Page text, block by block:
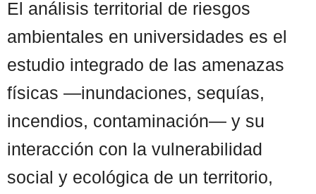
El análisis territorial de riesgos
ambientales en universidades es el
estudio integrado de las amenazas
físicas —inundaciones, sequías,
incendios, contaminación— y su
interacción con la vulnerabilidad
social y ecológica de un territorio,